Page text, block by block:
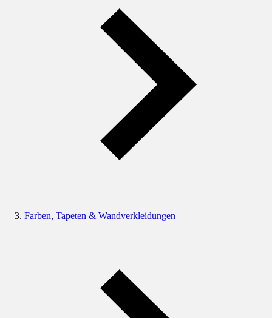
Farben, Tapeten & Wandverkleidungen